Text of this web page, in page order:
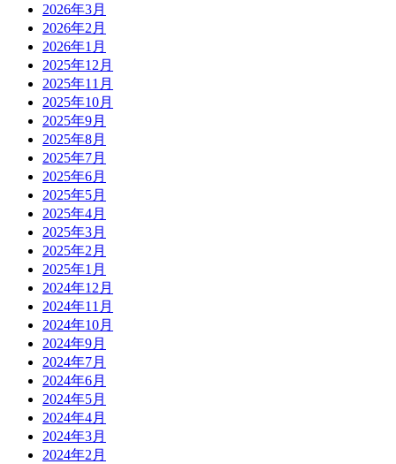
2026年3月
2026年2月
2026年1月
2025年12月
2025年11月
2025年10月
2025年9月
2025年8月
2025年7月
2025年6月
2025年5月
2025年4月
2025年3月
2025年2月
2025年1月
2024年12月
2024年11月
2024年10月
2024年9月
2024年7月
2024年6月
2024年5月
2024年4月
2024年3月
2024年2月